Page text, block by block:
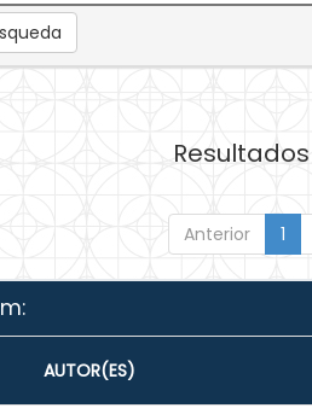
Resultados
Anterior 1
AUTOR(ES)